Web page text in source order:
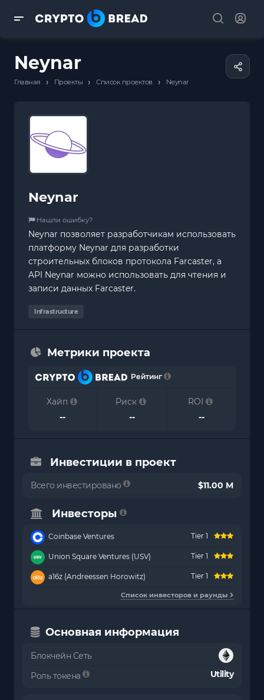
Neynar
Главная › Проекты › Список проектов › Neynar
Neynar
Нашли ошибку?
Neynar позволяет разработчикам использовать
платформу Neynar для разработки
строительных блоков протокола Farcaster, а
API Neynar можно использовать для чтения и
записи данных Farcaster.
Infrastructure
Метрики проекта
Рейтинг
Хайп
--
Риск
--
ROI
--
Инвестиции в проект
Всего инвестировано $11.00 M
Инвесторы
Coinbase Ventures Tier 1
Union Square Ventures (USV) Tier 1
a16z (Andreessen Horowitz) Tier 1
Список инвесторов и раунды
Основная информация
Блокчейн Сеть
Роль токена
Utility